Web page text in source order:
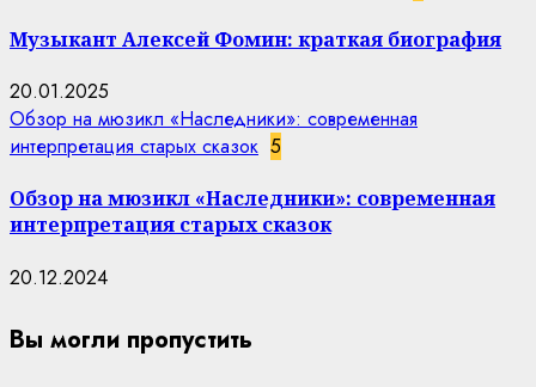
Музыкант Алексей Фомин: краткая биография
20.01.2025
Обзор на мюзикл «Наследники»: современная
интерпретация старых сказок 5
Обзор на мюзикл «Наследники»: современная
интерпретация старых сказок
20.12.2024
Вы могли пропустить